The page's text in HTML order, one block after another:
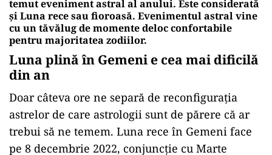
temut eveniment astral al anului. Este considerată
și Luna rece sau fioroasă. Evenimentul astral vine
cu un tăvălug de momente deloc confortabile
pentru majoritatea zodiilor.
Luna plină în Gemeni e cea mai dificilă
din an
Doar câteva ore ne separă de reconfigurația
astrelor de care astrologii sunt de părere că ar
trebui să ne temem. Luna rece în Gemeni face
pe 8 decembrie 2022, conjuncție cu Marte